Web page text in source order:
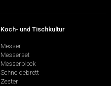
Koch- und Tischkultur
Messer
Messerset
Messerblock
Schneidebrett
Zester